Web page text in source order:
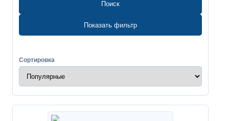
Поиск
Показать фильтр
Сортировка